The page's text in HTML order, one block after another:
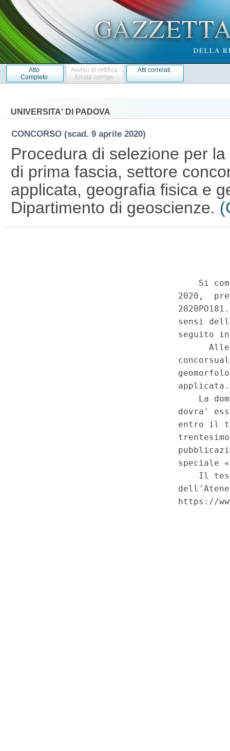
Atto
Completo
Avviso di rettifica
Errata corrige
Atti correlati
UNIVERSITA' DI PADOVA
CONCORSO (scad. 9 aprile 2020)
Procedura di selezione per
di prima fascia, settore
applicata, geografia fisica e
Dipartimento di geoscienze.